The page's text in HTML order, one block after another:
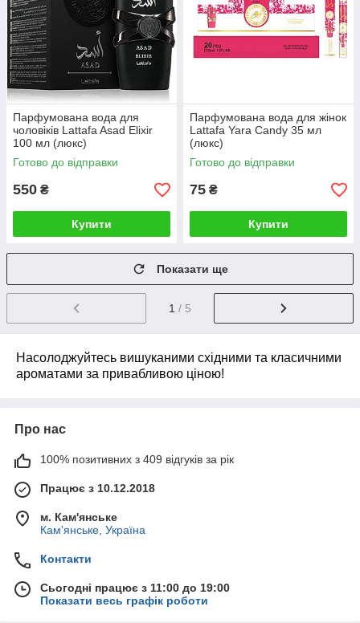
Парфумована вода для
чоловіків Lattafa Asad Elixir
100 мл (люкс)
Готово до відправки
550 ₴
Купити
Парфумована вода для жінок
Lattafa Yara Candy 35 мл
(люкс)
Готово до відправки
75 ₴
Купити
Показати ще
1 / 5
Насолоджуйтесь вишуканими східними та класичними
ароматами за привабливою ціною!
Про нас
100% позитивних з 409 відгуків за рік
Працює з 10.12.2018
м. Кам'янське
Кам'янське, Україна
Контакти
Сьогодні працює з 11:00 до 19:00
Показати весь графік роботи